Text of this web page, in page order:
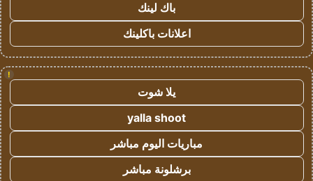
باك لينك
اعلانات باكلينك
!
يلا شوت
yalla shoot
مباريات اليوم مباشر
برشلونة مباشر